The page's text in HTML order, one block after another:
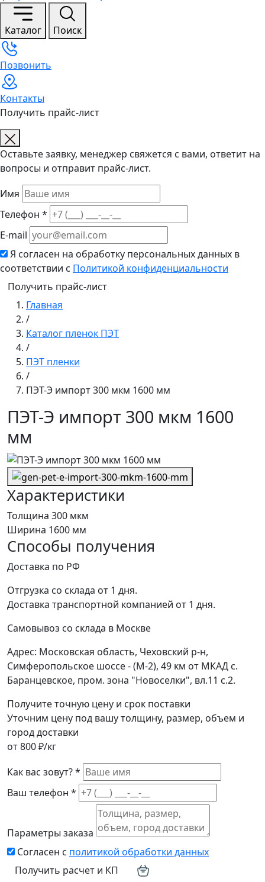
Каталог Поиск
Позвонить
Контакты
Получить прайс-лист
Оставьте заявку, менеджер свяжется с вами, ответит на
вопросы и отправит прайс-лист.
Имя
Телефон *
E-mail
Я согласен на обработку персональных данных в
соответствии с Политикой конфиденциальности
Получить прайс-лист
Главная
/
Каталог пленок ПЭТ
/
ПЭТ пленки
/
ПЭТ-Э импорт 300 мкм 1600 мм
ПЭТ-Э импорт 300 мкм 1600
мм
Характеристики
Толщина 300 мкм
Ширина 1600 мм
Способы получения
Доставка по РФ
Отгрузка со склада от 1 дня.
Доставка транспортной компанией от 1 дня.
Самовывоз со склада в Москве
Адрес: Московская область, Чеховский р-н,
Симферопольское шоссе - (М-2), 49 км от МКАД с.
Баранцевское, пром. зона "Новоселки", вл.11 с.2.
Получите точную цену и срок поставки
Уточним цену под вашу толщину, размер, объем и
город доставки
от 800 ₽/кг
Как вас зовут? *
Ваш телефон *
Параметры заказа
Согласен с политикой обработки данных
Получить расчет и КП